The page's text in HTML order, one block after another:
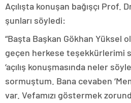
Açılışta konuşan bağışçı Prof.
şunları söyledi:
“Başta Başkan Gökhan Yüksel
geçen herkese teşekkürlerimi
‘açılış konuşmasında neler
sormuştum. Bana cevaben
var. Vefamızı göstermek